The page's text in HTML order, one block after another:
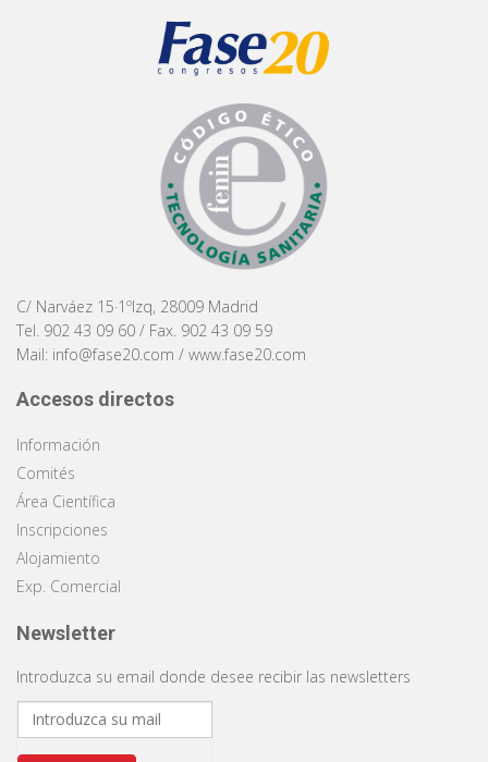
C/ Narváez 15·1ºIzq, 28009 Madrid
Tel. 902 43 09 60 / Fax. 902 43 09 59
Mail: info@fase20.com / www.fase20.com
Accesos directos
Información
Comités
Área Científica
Inscripciones
Alojamiento
Exp. Comercial
Newsletter
Introduzca su email donde desee recibir las newsletters